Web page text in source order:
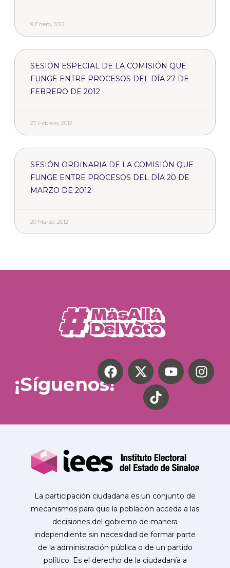
9 Enero, 2012
SESIÓN ESPECIAL DE LA COMISIÓN QUE
FUNGE ENTRE PROCESOS DEL DÍA 27 DE
FEBRERO DE 2012
27 Febrero, 2012
SESIÓN ORDINARIA DE LA COMISIÓN QUE
FUNGE ENTRE PROCESOS DEL DÍA 20 DE
MARZO DE 2012
20 Marzo, 2012
¡Síguenos!
La participación ciudadana es un conjunto de
mecanismos para que la población acceda a las
decisiones del gobierno de manera
independiente sin necesidad de formar parte
de la administración pública o de un partido
político. Es el derecho de la ciudadanía a